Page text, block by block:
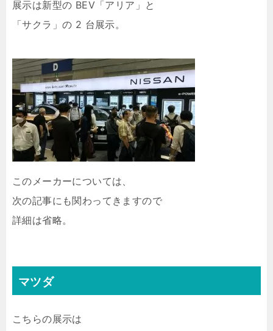
展示は新型の BEV「アリア」と
「サクラ」の 2 台展示。
このメーカーについては、
次の記事にも関わってきますので
詳細は省略。
マツダ
こちらの展示は